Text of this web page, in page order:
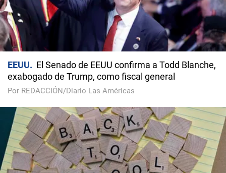
EEUU
El Senado de EEUU confirma a Todd Blanche,
exabogado de Trump, como fiscal general
Por REDACCIÓN/Diario Las Américas